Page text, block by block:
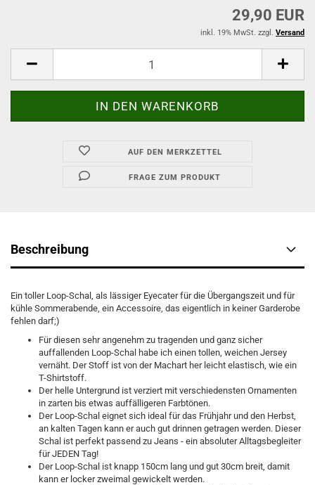
29,90 EUR
inkl. 19% MwSt. zzgl. Versand
AUF DEN MERKZETTEL
FRAGE ZUM PRODUKT
Beschreibung
Ein toller Loop-Schal, als lässiger Eyecater für die Übergangszeit und für
kühle Sommerabende, ein Accessoire, das eigentlich in keiner Garderobe
fehlen darf;)
Für diesen sehr angenehm zu tragenden und ganz sicher
auffallenden Loop-Schal habe ich einen tollen, weichen Jersey
vernäht. Der Stoff ist von der Machart her leicht elastisch, wie ein
T-Shirtstoff.
Der helle Untergrund ist verziert mit verschiedensten Ornamenten
in zarten bis etwas auffälligeren Farbtönen.
Der Loop-Schal eignet sich ideal für das Frühjahr und den Herbst,
an kalten Tagen kann er auch gut drinnen getragen werden. Dieser
Schal ist perfekt passend zu Jeans - ein absoluter Alltagsbegleiter
für JEDEN Tag!
Der Loop-Schal ist knapp 150cm lang und gut 30cm breit, damit
kann er locker zweimal gewickelt werden.